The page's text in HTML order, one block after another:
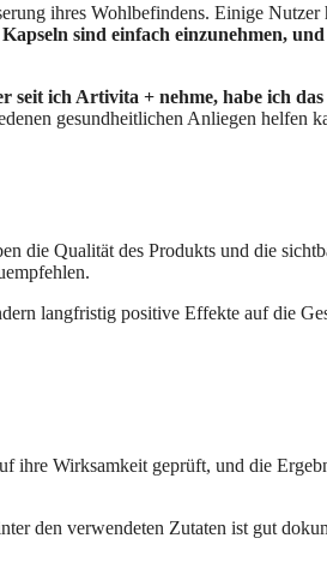
ihres Wohlbefindens. Einige Nutzer
sind einfach einzunehmen,
seit ich Artivita + nehme, habe ich
gesundheitlichen Anliegen helfen
die Qualität des Produkts und die
langfristig positive Effekte auf die
ihre Wirksamkeit geprüft, und die
den verwendeten Zutaten ist gut